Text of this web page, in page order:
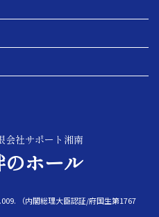
会社サポート湘南
のホール
（内閣総理大臣認証/府国生第1767